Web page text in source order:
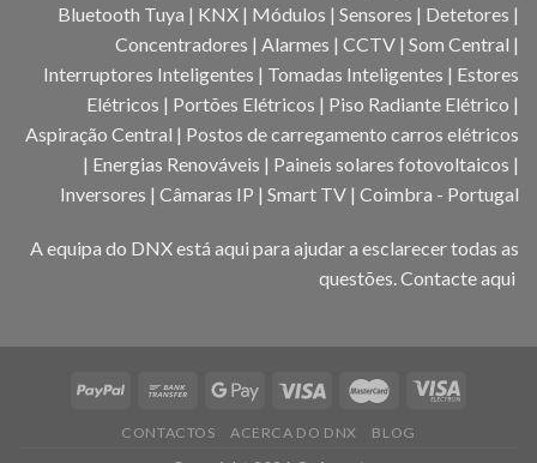
Bluetooth Tuya | KNX | Módulos | Sensores | Detetores |
Concentradores | Alarmes | CCTV | Som Central |
Interruptores Inteligentes | Tomadas Inteligentes | Estores
Elétricos | Portões Elétricos | Piso Radiante Elétrico |
Aspiração Central | Postos de carregamento carros elétricos
| Energias Renováveis | Paineis solares fotovoltaicos |
Inversores | Câmaras IP | Smart TV | Coimbra - Portugal
A equipa do DNX está aqui para ajudar a esclarecer todas as
questões.Contacte aqui
CONTACTOS ACERCA DO DNX BLOG